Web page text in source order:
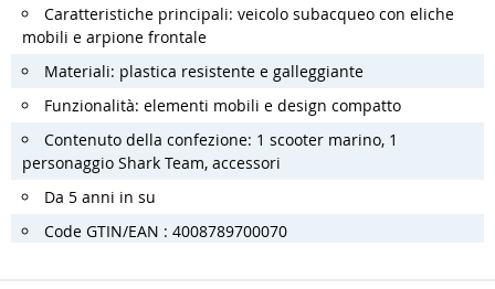
Caratteristiche principali: veicolo subacqueo con eliche
mobili e arpione frontale
Materiali: plastica resistente e galleggiante
Funzionalità: elementi mobili e design compatto
Contenuto della confezione: 1 scooter marino, 1
personaggio Shark Team, accessori
Da 5 anni in su
Code GTIN/EAN : 4008789700070